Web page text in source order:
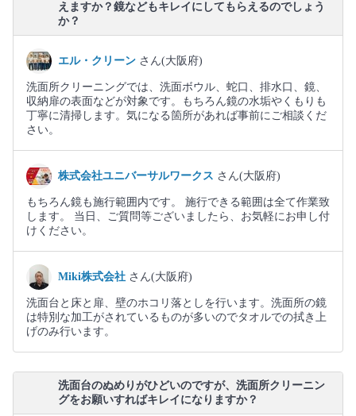
えますか？鏡などもキレイにしてもらえるのでしょう
か？
エル・クリーン さん(大阪府)
洗面所クリーニングでは、洗面ボウル、蛇口、排水口、鏡、
収納扉の表面などが対象です。もちろん鏡の水垢やくもりも
丁寧に清掃します。気になる箇所があれば事前にご相談くだ
さい。
株式会社ユニバーサルワークス さん(大阪府)
もちろん鏡も施行範囲内です。 施行できる範囲は全て作業致
します。 当日、ご質問等ございましたら、お気軽にお申し付
けください。
Miki株式会社 さん(大阪府)
洗面台と床と扉、壁のホコリ落としを行います。洗面所の鏡
は特別な加工がされているものが多いのでタオルでの拭き上
げのみ行います。
洗面台のぬめりがひどいのですが、洗面所クリーニン
グをお願いすればキレイになりますか？